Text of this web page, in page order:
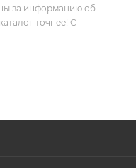
за информацию об
точнее! С